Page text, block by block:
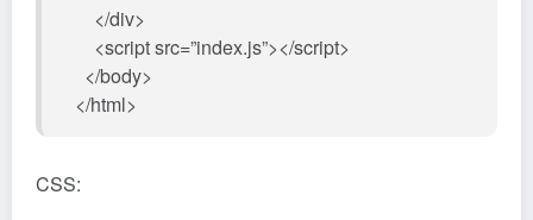
</div>
<script src=”index.js”></script>
</body>
</html>
CSS: